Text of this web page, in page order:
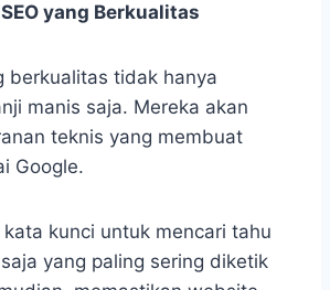
yang Berkualitas
berkualitas tidak hanya
manis saja. Mereka akan
teknis yang membuat
Google.
kunci untuk mencari tahu
yang paling sering diketik